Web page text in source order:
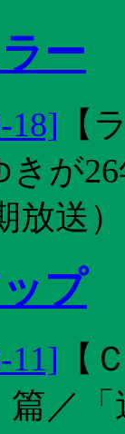
ー
18] 【
きが
放送）
プ
11] 【
篇／